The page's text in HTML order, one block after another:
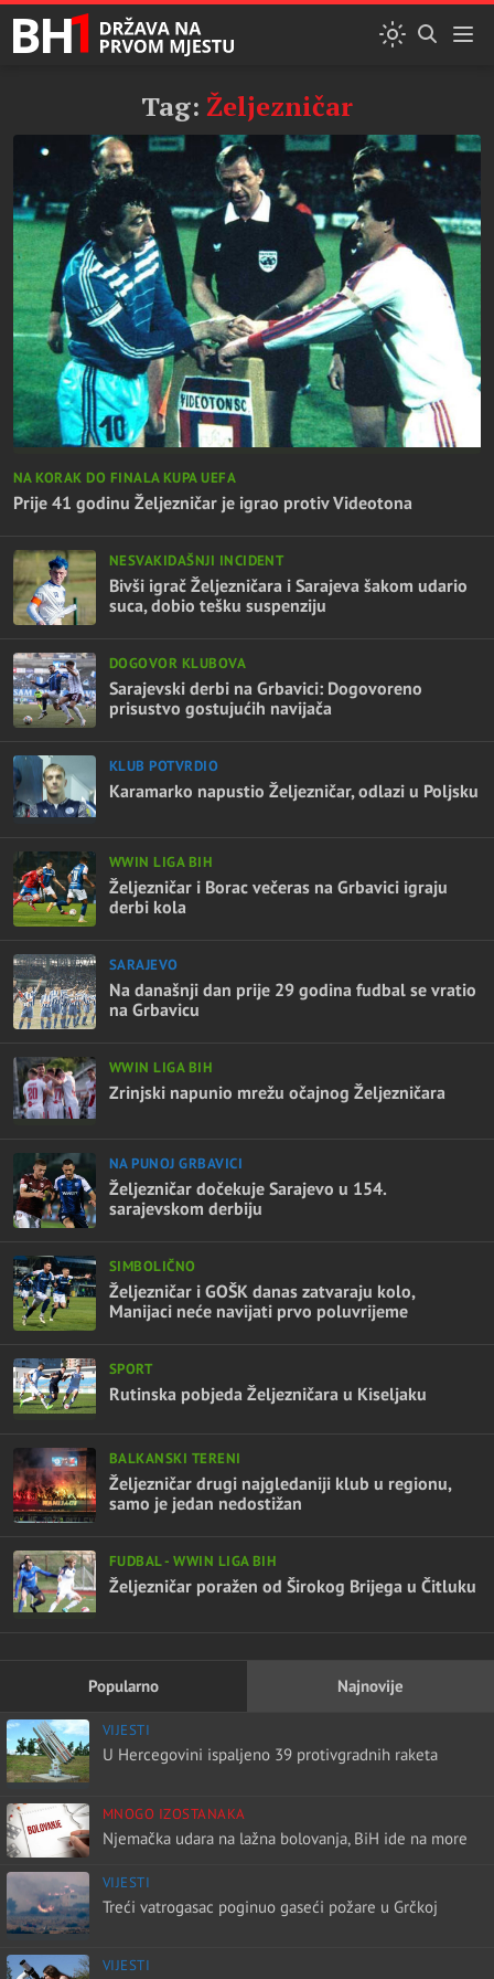
Tag: Željezničar
NA KORAK DO FINALA KUPA UEFA
Prije 41 godinu Željezničar je igrao protiv Videotona
NESVAKIDAŠNJI INCIDENT
Bivši igrač Željezničara i Sarajeva šakom udario
suca, dobio tešku suspenziju
DOGOVOR KLUBOVA
Sarajevski derbi na Grbavici: Dogovoreno
prisustvo gostujućih navijača
KLUB POTVRDIO
Karamarko napustio Željezničar, odlazi u Poljsku
WWIN LIGA BIH
Željezničar i Borac večeras na Grbavici igraju
derbi kola
SARAJEVO
Na današnji dan prije 29 godina fudbal se vratio
na Grbavicu
WWIN LIGA BIH
Zrinjski napunio mrežu očajnog Željezničara
NA PUNOJ GRBAVICI
Željezničar dočekuje Sarajevo u 154.
sarajevskom derbiju
SIMBOLIČNO
Željezničar i GOŠK danas zatvaraju kolo,
Manijaci neće navijati prvo poluvrijeme
SPORT
Rutinska pobjeda Željezničara u Kiseljaku
BALKANSKI TERENI
Željezničar drugi najgledaniji klub u regionu,
samo je jedan nedostižan
FUDBAL - WWIN LIGA BIH
Željezničar poražen od Širokog Brijega u Čitluku
Popularno Najnovije
VIJESTI
U Hercegovini ispaljeno 39 protivgradnih raketa
MNOGO IZOSTANAKA
Njemačka udara na lažna bolovanja, BiH ide na more
VIJESTI
Treći vatrogasac poginuo gaseći požare u Grčkoj
VIJESTI